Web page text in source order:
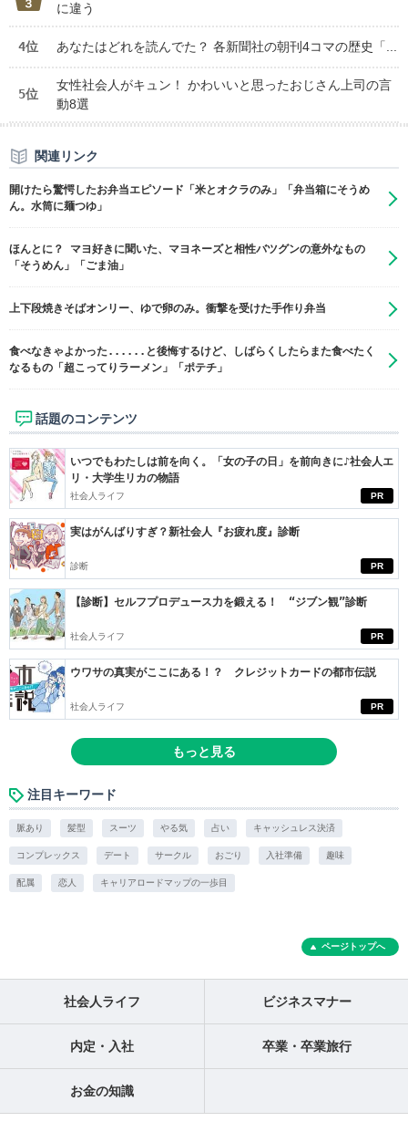
に違う
4位 あなたはどれを読んでた？ 各新聞社の朝刊4コマの歴史「...
5位
女性社会人がキュン！ かわいいと思ったおじさん上司の言
動8選
関連リンク
開けたら驚愕したお弁当エピソード「米とオクラのみ」「弁当箱にそうめ
ん。水筒に麺つゆ」
ほんとに？ マヨ好きに聞いた、マヨネーズと相性バツグンの意外なもの
「そうめん」「ごま油」
上下段焼きそばオンリー、ゆで卵のみ。衝撃を受けた手作り弁当
食べなきゃよかった......と後悔するけど、しばらくしたらまた食べたく
なるもの「超こってりラーメン」「ポテチ」
話題のコンテンツ
PR
いつでもわたしは前を向く。「女の子の日」を前向きに♪社会人エ
リ・大学生リカの物語
社会人ライフ
PR
実はがんばりすぎ？新社会人『お疲れ度』診断
診断
PR
【診断】セルフプロデュース力を鍛える！ “ジブン観”診断
社会人ライフ
PR
ウワサの真実がここにある！？ クレジットカードの都市伝説
社会人ライフ
もっと見る
注目キーワード
脈あり 髪型 スーツ やる気 占い キャッシュレス決済
コンプレックス デート サークル おごり 入社準備 趣味
配属 恋人 キャリアロードマップの一歩目
ページトップへ
社会人ライフ ビジネスマナー
内定・入社 卒業・卒業旅行
お金の知識